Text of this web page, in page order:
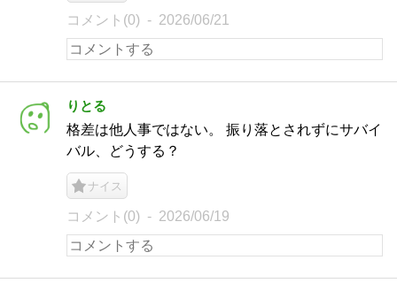
コメント(0) 2026/06/21
りとる
格差は他人事ではない。 振り落とされずにサバイ
バル、どうする？
ナイス
コメント(0) 2026/06/19